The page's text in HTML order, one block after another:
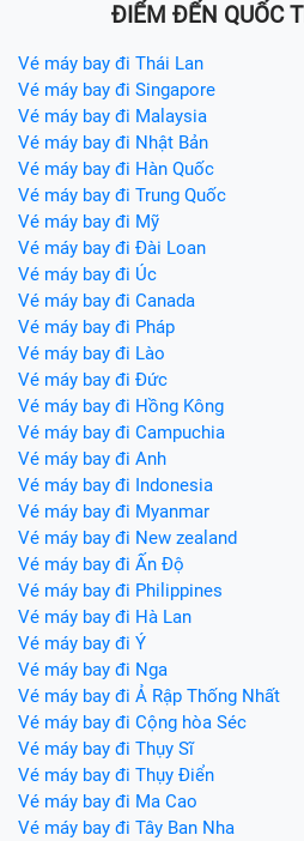
ĐIỂM ĐẾN QUỐC
Vé máy bay đi Thái Lan
Vé máy bay đi Singapore
Vé máy bay đi Malaysia
Vé máy bay đi Nhật Bản
Vé máy bay đi Hàn Quốc
Vé máy bay đi Trung Quốc
Vé máy bay đi Mỹ
Vé máy bay đi Đài Loan
Vé máy bay đi Úc
Vé máy bay đi Canada
Vé máy bay đi Pháp
Vé máy bay đi Lào
Vé máy bay đi Đức
Vé máy bay đi Hồng Kông
Vé máy bay đi Campuchia
Vé máy bay đi Anh
Vé máy bay đi Indonesia
Vé máy bay đi Myanmar
Vé máy bay đi New zealand
Vé máy bay đi Ấn Độ
Vé máy bay đi Philippines
Vé máy bay đi Hà Lan
Vé máy bay đi Ý
Vé máy bay đi Nga
Vé máy bay đi Ả Rập Thống Nhất
Vé máy bay đi Cộng hòa Séc
Vé máy bay đi Thụy Sĩ
Vé máy bay đi Thụy Điển
Vé máy bay đi Ma Cao
Vé máy bay đi Tây Ban Nha